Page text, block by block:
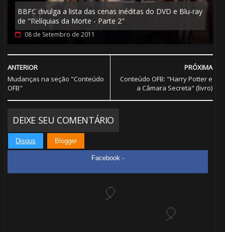
BBFC divulga a lista das cenas inéditas do DVD e Blu-ray
de "Relíquias da Morte - Parte 2"
08 de Setembro de 2011
PRÓXIMA
Conteúdo OFB: "Harry Potter e
a Câmara Secreta" (livro)
ANTERIOR
Mudanças na seção "Conteúdo
OFB"
DEIXE SEU COMENTÁRIO
Disqus Blogger
Facebook -
🎈
🎈 ⚡